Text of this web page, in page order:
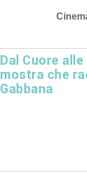
Dal Cuore
mostra che
Gabbana